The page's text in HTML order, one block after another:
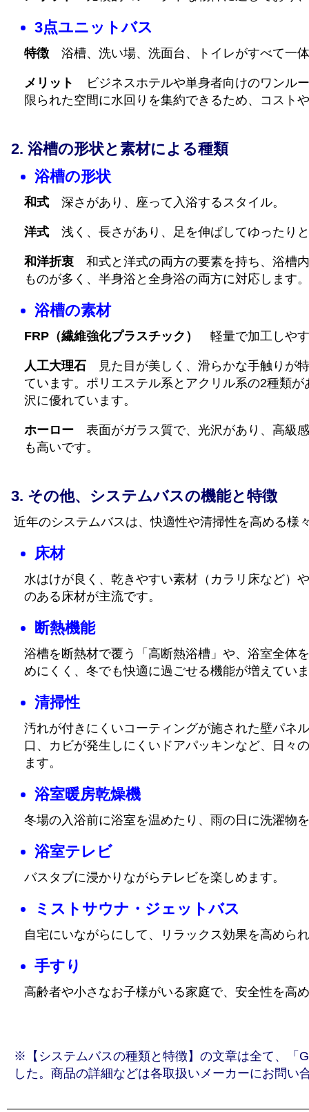
3点ユニットバス
特徴 浴槽、洗い場、洗面台、トイレがすべて一
メリット
ビジネスホテルや単身者向けのワンル
限られた空間に水回りを集約できるため、コスト
浴槽の形状と素材による種類
浴槽の形状
和式 深さがあり、座って入浴するスタイル。
洋式 浅く、長さがあり、足を伸ばしてゆったり
和洋折衷 和式と洋式の両方の要素を持ち、浴槽
ものが多く、半身浴と全身浴の両方に対応します。
浴槽の素材
FRP（繊維強化プラスチック） 軽量で加工しや
人工大理石 見た目が美しく、滑らかな手触りが
ています。ポリエステル系とアクリル系の2種類
沢に優れています。
ホーロー 表面がガラス質で、光沢があり、高級
も高いです。
その他、システムバスの機能と特徴
近年のシステムバスは、快適性や清掃性を高める様
床材
水はけが良く、乾きやすい素材（カラリ床など）
のある床材が主流です。
断熱機能
浴槽を断熱材で覆う「高断熱浴槽」や、浴室全体
めにくく、冬でも快適に過ごせる機能が増えてい
清掃性
汚れが付きにくいコーティングが施された壁パネ
口、カビが発生しにくいドアパッキンなど、日々
ます。
浴室暖房乾燥機
冬場の入浴前に浴室を温めたり、雨の日に洗濯物
浴室テレビ
バスタブに浸かりながらテレビを楽しめます。
ミストサウナ・ジェットバス
自宅にいながらにして、リラックス効果を高めら
手すり
高齢者や小さなお子様がいる家庭で、安全性を高
※【システムバスの種類と特徴】の文章は全て、「
した。商品の詳細などは各取扱いメーカーにお問い